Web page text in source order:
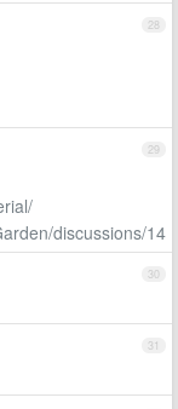
28
29
discussions/14
30
31